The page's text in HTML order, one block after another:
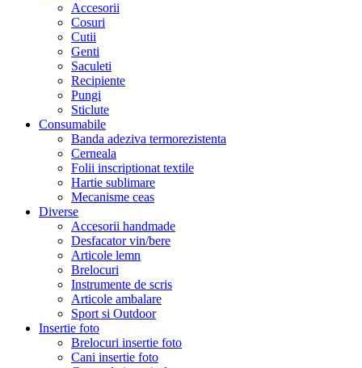
Accesorii
Cosuri
Cutii
Genti
Saculeti
Recipiente
Pungi
Sticlute
Consumabile
Banda adeziva termorezistenta
Cerneala
Folii inscriptionat textile
Hartie sublimare
Mecanisme ceas
Diverse
Accesorii handmade
Desfacator vin/bere
Articole lemn
Brelocuri
Instrumente de scris
Articole ambalare
Sport si Outdoor
Insertie foto
Brelocuri insertie foto
Cani insertie foto